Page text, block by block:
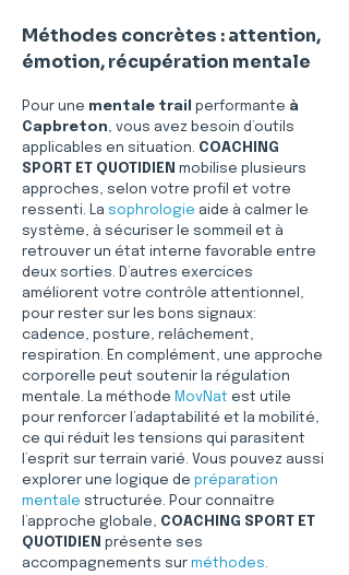
Méthodes concrètes : attention,
émotion, récupération mentale
Pour une mentale trail performante à
Capbreton, vous avez besoin d’outils
applicables en situation. COACHING
SPORT ET QUOTIDIEN mobilise plusieurs
approches, selon votre profil et votre
ressenti. La sophrologie aide à calmer le
système, à sécuriser le sommeil et à
retrouver un état interne favorable entre
deux sorties. D’autres exercices
améliorent votre contrôle attentionnel,
pour rester sur les bons signaux:
cadence, posture, relâchement,
respiration. En complément, une approche
corporelle peut soutenir la régulation
mentale. La méthode MovNat est utile
pour renforcer l’adaptabilité et la mobilité,
ce qui réduit les tensions qui parasitent
l’esprit sur terrain varié. Vous pouvez aussi
explorer une logique de préparation
mentale structurée. Pour connaître
l’approche globale, COACHING SPORT ET
QUOTIDIEN présente ses
accompagnements sur méthodes.